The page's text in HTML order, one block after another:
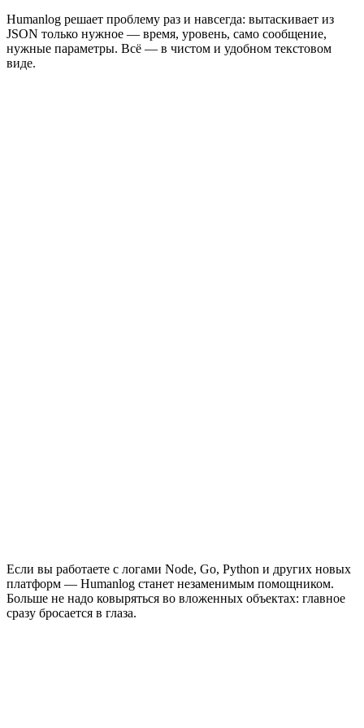
Humanlog решает проблему раз и навсегда: вытаскивает из
JSON только нужное — время, уровень, само сообщение,
нужные параметры. Всё — в чистом и удобном текстовом
виде.
Если вы работаете с логами Node, Go, Python и других новых
платформ — Humanlog станет незаменимым помощником.
Больше не надо ковыряться во вложенных объектах: главное
сразу бросается в глаза.